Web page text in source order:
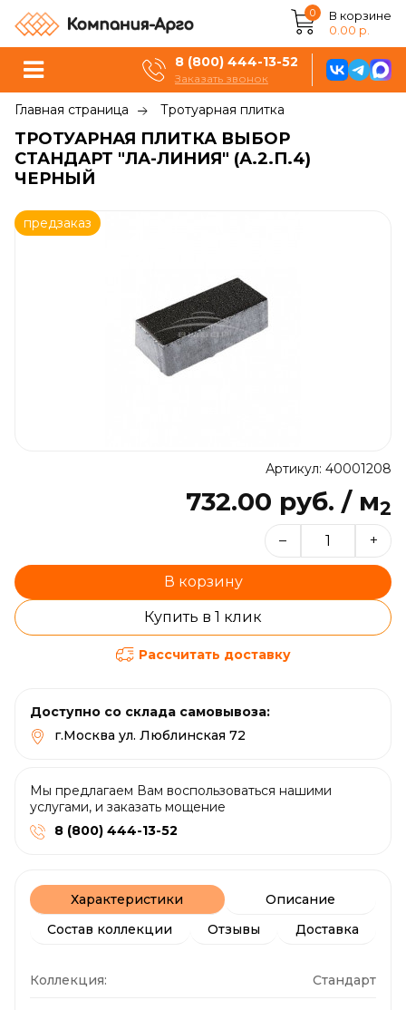
0
В корзине
0.00 р.
8 (800) 444-13-52
Заказать звонок
Главная страница Тротуарная плитка
ТРОТУАРНАЯ ПЛИТКА ВЫБОР
СТАНДАРТ "ЛА-ЛИНИЯ" (А.2.П.4)
ЧЕРНЫЙ
предзаказ
Артикул: 40001208
732.00 руб. / м2
– +
В корзину
Купить в 1 клик
Рассчитать доставку
Доступно со склада самовывоза:
г.Москва ул. Люблинская 72
Мы предлагаем Вам воспользоваться нашими
услугами, и заказать мощение
8 (800) 444-13-52
Характеристики
Описание
Состав коллекции
Отзывы Доставка
Коллекция: Стандарт